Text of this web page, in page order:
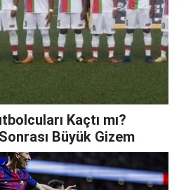
Kaçtı mı?
Büyük Gizem